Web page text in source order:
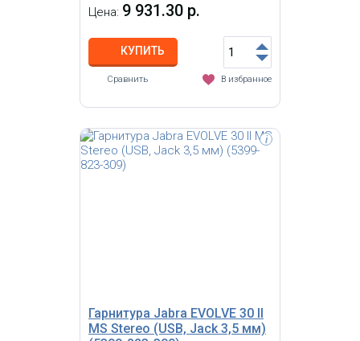
Цена: 9 931.30 р.
КУПИТЬ
Сравнить В избранное
Гарнитура Jabra EVOLVE 30 II
MS Stereo (USB, Jack 3,5 мм)
i